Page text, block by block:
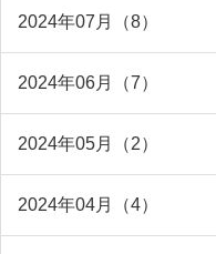
2024年07月（8）
2024年06月（7）
2024年05月（2）
2024年04月（4）